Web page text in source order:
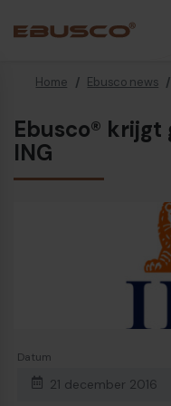
Back (Over ons)
Bedrijfsprofiel
Visie en waarden
Awards &
Home / Ebusco news /
Ebusco®
ING
Datum
21 december 2016
Diesel bus euro VI